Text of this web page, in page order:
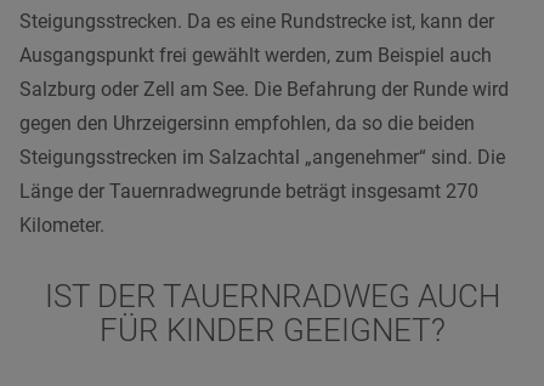
Steigungsstrecken. Da es eine Rundstrecke ist, kann der
Ausgangspunkt frei gewählt werden, zum Beispiel auch
Salzburg oder Zell am See. Die Befahrung der Runde wird
gegen den Uhrzeigersinn empfohlen, da so die beiden
Steigungsstrecken im Salzachtal „angenehmer“ sind. Die
Länge der Tauernradwegrunde beträgt insgesamt 270
Kilometer.
IST DER TAUERNRADWEG AUCH
FÜR KINDER GEEIGNET?